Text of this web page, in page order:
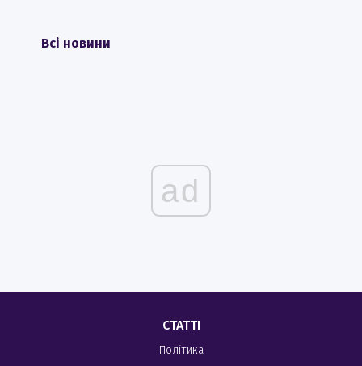
Всі новини
ad
СТАТТІ
Політика